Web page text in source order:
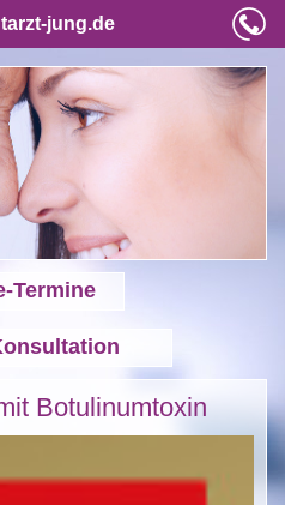
jung.de
Termine
Botulinumtoxin